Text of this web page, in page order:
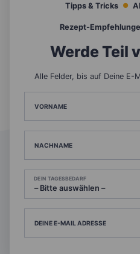
Tipps & Tricks
Rezept-
Werde Teil
Alle Felder, bis auf Deine E-
VORNAME
NACHNAME
DEIN TAGESBEDARF
DEINE E-MAIL ADRESSE